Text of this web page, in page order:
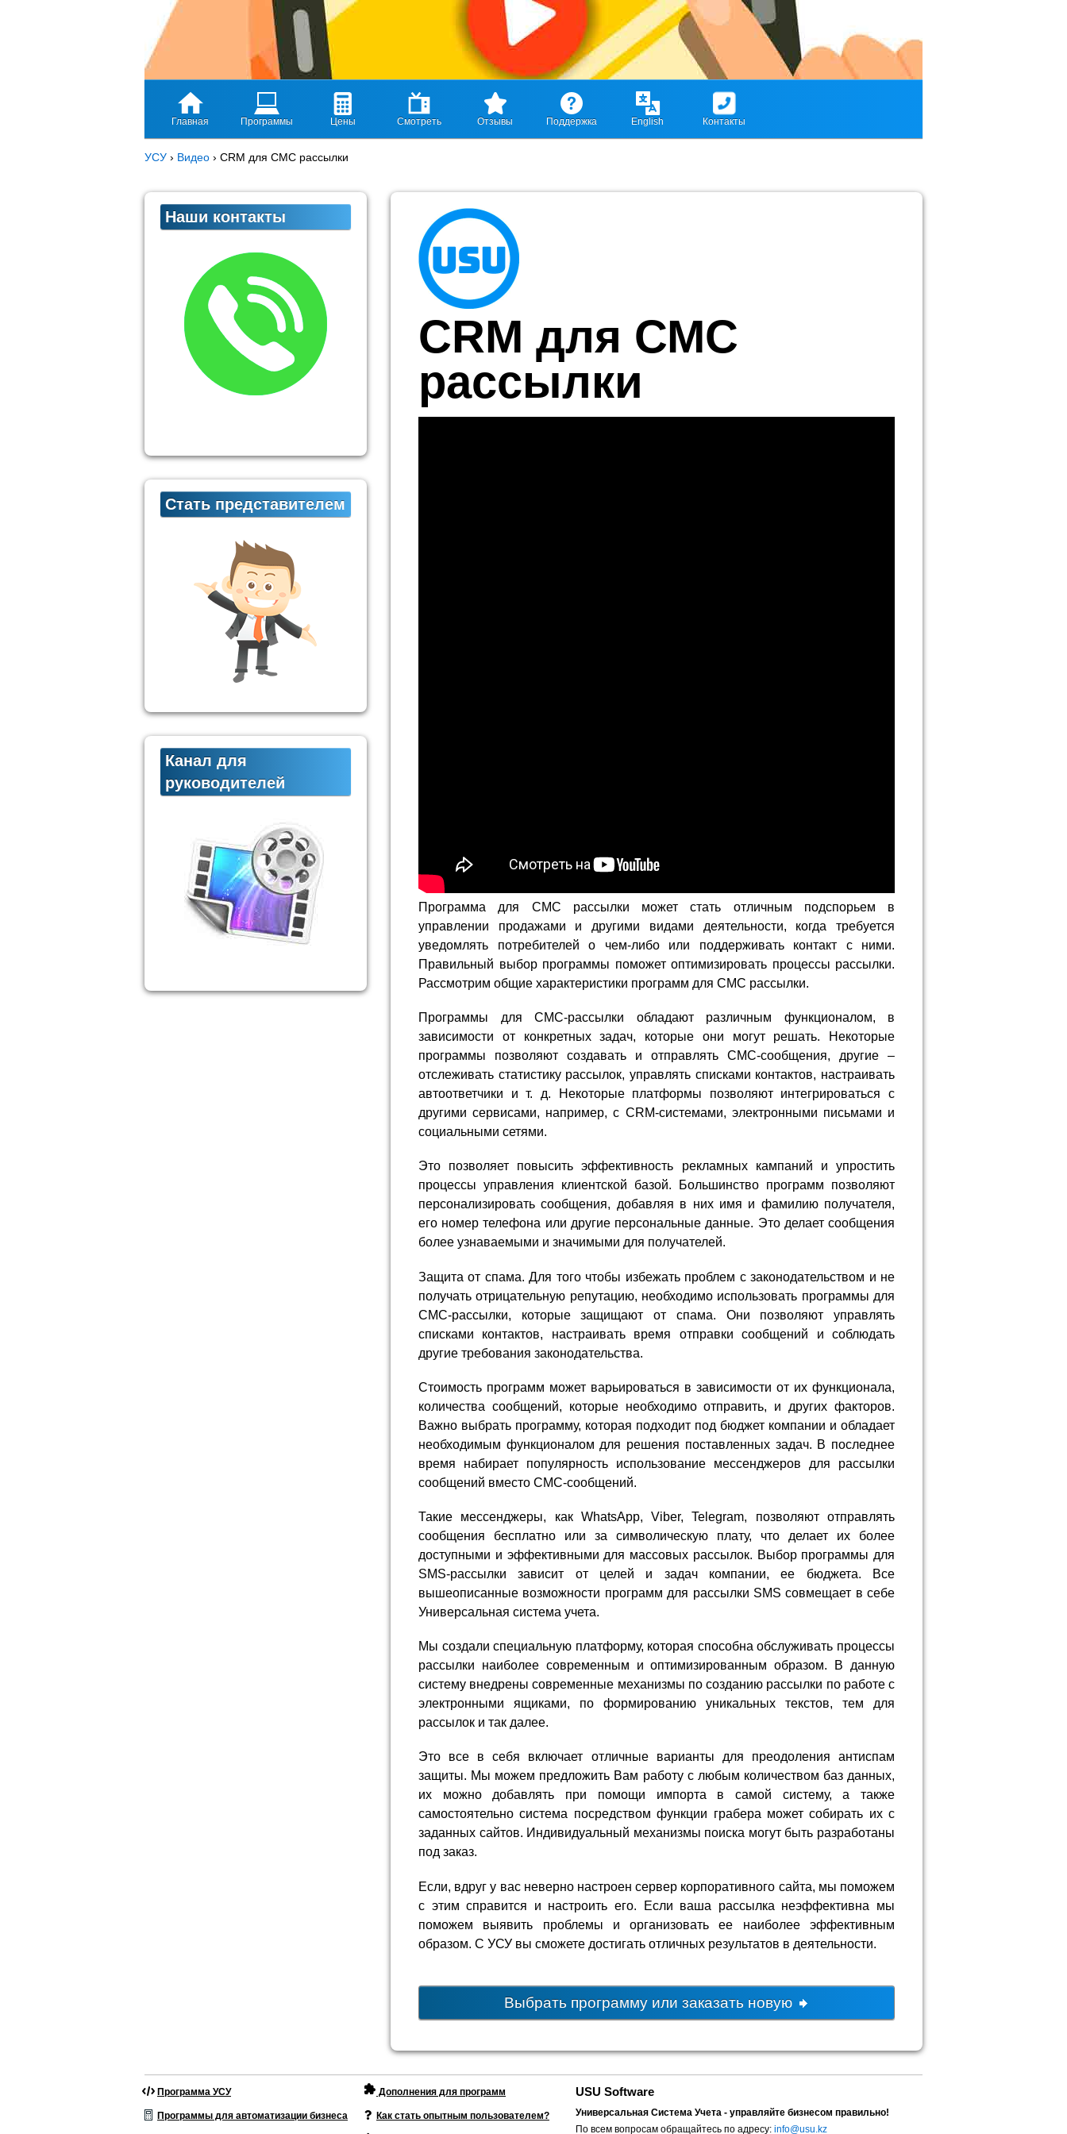
Главная Программы Цены Смотреть Отзывы Поддержка English Контакты
УСУ › Видео › CRM для СМС рассылки
CRM для СМС
рассылки
Программа для СМС рассылки может стать отличным подспорьем в
управлении продажами и другими видами деятельности, когда требуется
уведомлять потребителей о чем-либо или поддерживать контакт с ними.
Правильный выбор программы поможет оптимизировать процессы рассылки.
Рассмотрим общие характеристики программ для СМС рассылки.
Программы для СМС-рассылки обладают различным функционалом, в
зависимости от конкретных задач, которые они могут решать. Некоторые
программы позволяют создавать и отправлять СМС-сообщения, другие –
отслеживать статистику рассылок, управлять списками контактов, настраивать
автоответчики и т. д. Некоторые платформы позволяют интегрироваться с
другими сервисами, например, с CRM-системами, электронными письмами и
социальными сетями.
Это позволяет повысить эффективность рекламных кампаний и упростить
процессы управления клиентской базой. Большинство программ позволяют
персонализировать сообщения, добавляя в них имя и фамилию получателя,
его номер телефона или другие персональные данные. Это делает сообщения
более узнаваемыми и значимыми для получателей.
Защита от спама. Для того чтобы избежать проблем с законодательством и не
получать отрицательную репутацию, необходимо использовать программы для
СМС-рассылки, которые защищают от спама. Они позволяют управлять
списками контактов, настраивать время отправки сообщений и соблюдать
другие требования законодательства.
Стоимость программ может варьироваться в зависимости от их функционала,
количества сообщений, которые необходимо отправить, и других факторов.
Важно выбрать программу, которая подходит под бюджет компании и обладает
необходимым функционалом для решения поставленных задач. В последнее
время набирает популярность использование мессенджеров для рассылки
сообщений вместо СМС-сообщений.
Такие мессенджеры, как WhatsApp, Viber, Telegram, позволяют отправлять
сообщения бесплатно или за символическую плату, что делает их более
доступными и эффективными для массовых рассылок. Выбор программы для
SMS-рассылки зависит от целей и задач компании, ее бюджета. Все
вышеописанные возможности программ для рассылки SMS совмещает в себе
Универсальная система учета.
Мы создали специальную платформу, которая способна обслуживать процессы
рассылки наиболее современным и оптимизированным образом. В данную
систему внедрены современные механизмы по созданию рассылки по работе с
электронными ящиками, по формированию уникальных текстов, тем для
рассылок и так далее.
Это все в себя включает отличные варианты для преодоления антиспам
защиты. Мы можем предложить Вам работу с любым количеством баз данных,
их можно добавлять при помощи импорта в самой систему, а также
самостоятельно система посредством функции грабера может собирать их с
заданных сайтов. Индивидуальный механизмы поиска могут быть разработаны
под заказ.
Если, вдруг у вас неверно настроен сервер корпоративного сайта, мы поможем
с этим справится и настроить его. Если ваша рассылка неэффективна мы
поможем выявить проблемы и организовать ее наиболее эффективным
образом. С УСУ вы сможете достигать отличных результатов в деятельности.
Выбрать программу или заказать новую
Наши контакты
Стать представителем
Канал для
руководителей
Программа УСУ
Программы для автоматизации бизнеса
Дополнения для программ
Как стать опытным пользователем?
USU Software
Универсальная Система Учета - управляйте бизнесом правильно!
По всем вопросам обращайтесь по адресу: info@usu.kz